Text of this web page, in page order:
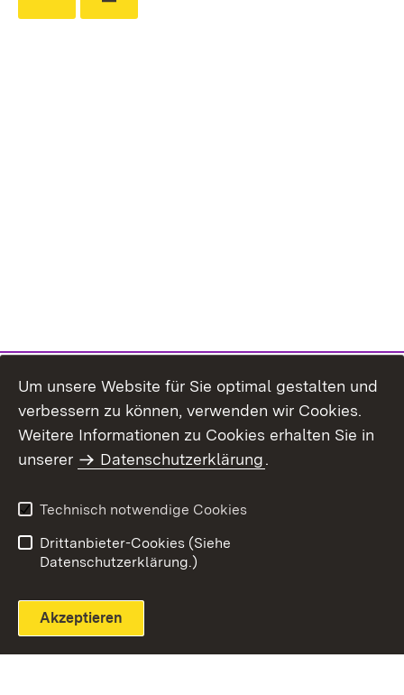
Themenübersicht
Um unsere Website für Sie optimal gestalten und
verbessern zu können, verwenden wir Cookies.
Weitere Informationen zu Cookies erhalten Sie in
unserer
Datenschutzerklärung.
Technisch notwendige Cookies
Drittanbieter-Cookies (Siehe
Datenschutzerklärung.)
Akzeptieren